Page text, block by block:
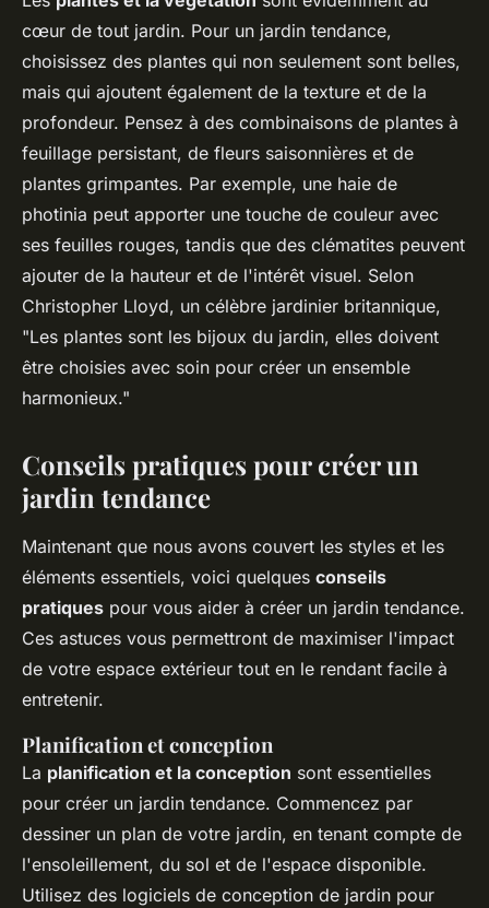
cœur de tout jardin. Pour un jardin tendance,
choisissez des plantes qui non seulement sont belles,
mais qui ajoutent également de la texture et de la
profondeur. Pensez à des combinaisons de plantes à
feuillage persistant, de fleurs saisonnières et de
plantes grimpantes. Par exemple, une haie de
photinia peut apporter une touche de couleur avec
ses feuilles rouges, tandis que des clématites peuvent
ajouter de la hauteur et de l'intérêt visuel. Selon
Christopher Lloyd, un célèbre jardinier britannique,
"Les plantes sont les bijoux du jardin, elles doivent
être choisies avec soin pour créer un ensemble
harmonieux."
Conseils pratiques pour créer un
jardin tendance
Maintenant que nous avons couvert les styles et les
éléments essentiels, voici quelques conseils
pratiques pour vous aider à créer un jardin tendance.
Ces astuces vous permettront de maximiser l'impact
de votre espace extérieur tout en le rendant facile à
entretenir.
Planification et conception
La planification et la conception sont essentielles
pour créer un jardin tendance. Commencez par
dessiner un plan de votre jardin, en tenant compte de
l'ensoleillement, du sol et de l'espace disponible.
Utilisez des logiciels de conception de jardin pour